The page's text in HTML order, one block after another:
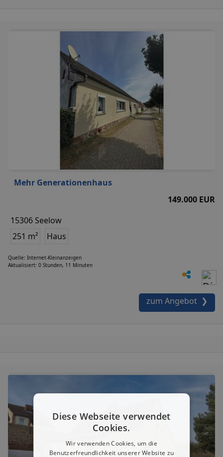
Mehr Generationenhaus
149.000 EUR
15306 Seelow
251 m²
Haus
Quelle: Internet-Kleinanzeigen
Aktualisiert: 0 Stunden, 11 Minuten
zum Angebot ❯
Diese Webseite verwendet
Cookies.
Wir verwenden Cookies, um die
Benutzerfreundlichkeit unserer Website zu